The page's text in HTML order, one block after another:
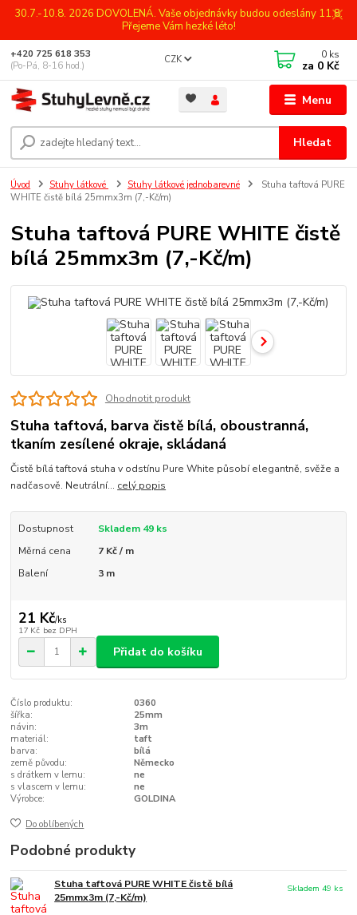
30.7.-10.8. 2026 DOVOLENÁ. Vaše objednávky budou odeslány 11.8.
Přejeme Vám hezké léto!
Menu
CZK
Hledat
+420 725 618 353
(Po-Pá, 8-16 hod.)
0 ks
za 0 Kč
Úvod Stuhy látkové Stuhy látkové jednobarevné
Stuha taftová PURE
WHITE čistě bílá 25mmx3m (7,-Kč/m)
Stuha taftová PURE WHITE čistě
bílá 25mmx3m (7,-Kč/m)
Ohodnotit produkt
Stuha taftová, barva čistě bílá, oboustranná,
tkaním zesílené okraje, skládaná
Čistě bílá taftová stuha v odstínu Pure White působí elegantně, svěže a
nadčasově. Neutrální... celý popis
Dostupnost
Skladem 49 ks
Měrná cena
7 Kč / m
Balení
3 m
21 Kč/ks
17 Kč bez DPH
Přidat do košíku
Číslo produktu:
0360
šířka:
25mm
návin:
3m
materiál:
taft
barva:
bílá
země původu:
Německo
s drátkem v lemu:
ne
s vlascem v lemu:
ne
Výrobce:
GOLDINA
Do oblíbených
Podobné produkty
Stuha taftová PURE WHITE čistě bílá
25mmx3m (7,-Kč/m)
Skladem 49 ks